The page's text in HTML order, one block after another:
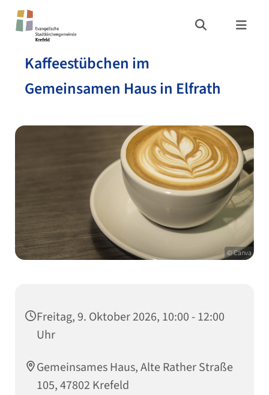
Kaffeestübchen im
Gemeinsamen Haus in Elfrath
© Canva
Freitag, 9. Oktober 2026, 10:00 - 12:00
Uhr
Gemeinsames Haus, Alte Rather Straße
105, 47802 Krefeld